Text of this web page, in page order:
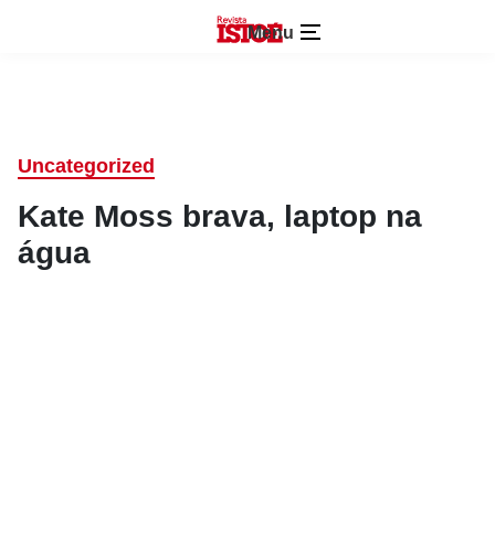
Menu
Uncategorized
Kate Moss brava, laptop na
água